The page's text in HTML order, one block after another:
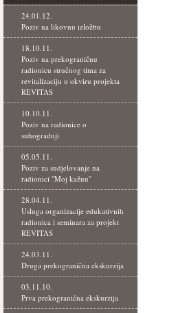
24.01.12.
Poziv na likovnu izložbu
18.10.11.
Poziv na prekograničnu
radionicu stručnog tima za
revitalizaciju u okviru projekta
REVITAS
10.10.11.
Poziv na radionice o
suhogradnji
05.05.11.
Poziv za sudjelovanje na
radionici "Moj kažun"
28.04.11.
Usluga organizacije edukativnih
radionica i seminara za projekt
REVITAS
24.03.11.
Druga prekogranična ekskurzija
03.11.10.
Prva prekogranična ekskurzija